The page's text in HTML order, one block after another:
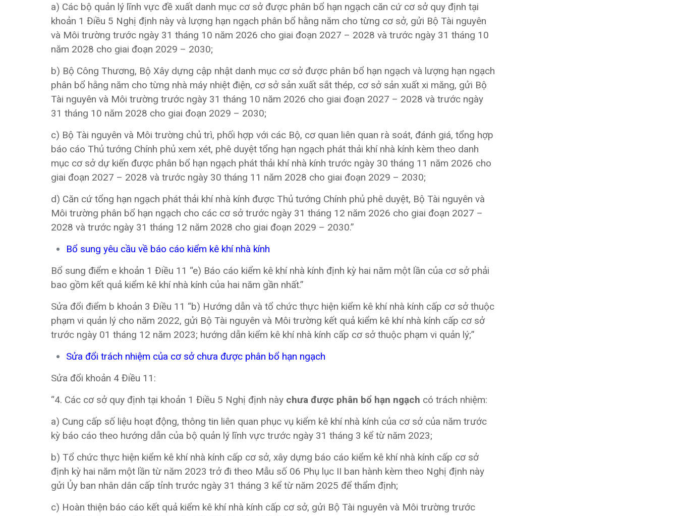
a) Các bộ quản lý lĩnh vực đề xuất danh mục cơ sở được phân bổ hạn ngạch căn cứ cơ sở quy định tại
khoản 1 Điều 5 Nghị định này và lượng hạn ngạch phân bổ hằng năm cho từng cơ sở, gửi Bộ Tài nguyên
và Môi trường trước ngày 31 tháng 10 năm 2026 cho giai đoạn 2027 – 2028 và trước ngày 31 tháng 10
năm 2028 cho giai đoạn 2029 – 2030;
b) Bộ Công Thương, Bộ Xây dựng cập nhật danh mục cơ sở được phân bổ hạn ngạch và lượng hạn ngạch
phân bổ hằng năm cho từng nhà máy nhiệt điện, cơ sở sản xuất sắt thép, cơ sở sản xuất xi măng, gửi Bộ
Tài nguyên và Môi trường trước ngày 31 tháng 10 năm 2026 cho giai đoạn 2027 – 2028 và trước ngày
31 tháng 10 năm 2028 cho giai đoạn 2029 – 2030;
c) Bộ Tài nguyên và Môi trường chủ trì, phối hợp với các Bộ, cơ quan liên quan rà soát, đánh giá, tổng hợp
báo cáo Thủ tướng Chính phủ xem xét, phê duyệt tổng hạn ngạch phát thải khí nhà kính kèm theo danh
mục cơ sở dự kiến được phân bổ hạn ngạch phát thải khí nhà kính trước ngày 30 tháng 11 năm 2026 cho
giai đoạn 2027 – 2028 và trước ngày 30 tháng 11 năm 2028 cho giai đoạn 2029 – 2030;
d) Căn cứ tổng hạn ngạch phát thải khí nhà kính được Thủ tướng Chính phủ phê duyệt, Bộ Tài nguyên và
Môi trường phân bổ hạn ngạch cho các cơ sở trước ngày 31 tháng 12 năm 2026 cho giai đoạn 2027 –
2028 và trước ngày 31 tháng 12 năm 2028 cho giai đoạn 2029 – 2030.”
Bổ sung yêu cầu về báo cáo kiểm kê khí nhà kính
Bổ sung điểm e khoản 1 Điều 11 “e) Báo cáo kiểm kê khí nhà kính định kỳ hai năm một lần của cơ sở phải
bao gồm kết quả kiểm kê khí nhà kính của hai năm gần nhất.”
Sửa đổi điểm b khoản 3 Điều 11 “b) Hướng dẫn và tổ chức thực hiện kiểm kê khí nhà kính cấp cơ sở thuộc
phạm vi quản lý cho năm 2022, gửi Bộ Tài nguyên và Môi trường kết quả kiểm kê khí nhà kính cấp cơ sở
trước ngày 01 tháng 12 năm 2023; hướng dẫn kiểm kê khí nhà kính cấp cơ sở thuộc phạm vi quản lý;”
Sửa đổi trách nhiệm của cơ sở chưa được phân bổ hạn ngạch
Sửa đổi khoản 4 Điều 11:
“4. Các cơ sở quy định tại khoản 1 Điều 5 Nghị định này chưa được phân bổ hạn ngạch có trách nhiệm:
a) Cung cấp số liệu hoạt động, thông tin liên quan phục vụ kiểm kê khí nhà kính của cơ sở của năm trước
kỳ báo cáo theo hướng dẫn của bộ quản lý lĩnh vực trước ngày 31 tháng 3 kể từ năm 2023;
b) Tổ chức thực hiện kiểm kê khí nhà kính cấp cơ sở, xây dựng báo cáo kiểm kê khí nhà kính cấp cơ sở
định kỳ hai năm một lần từ năm 2023 trở đi theo Mẫu số 06 Phụ lục II ban hành kèm theo Nghị định này
gửi Ủy ban nhân dân cấp tỉnh trước ngày 31 tháng 3 kể từ năm 2025 để thẩm định;
c) Hoàn thiện báo cáo kết quả kiểm kê khí nhà kính cấp cơ sở, gửi Bộ Tài nguyên và Môi trường trước